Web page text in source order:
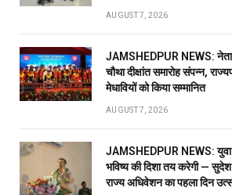
AUGUST 7, 2026
JAMSHEDPUR NEWS:
चौथा दीक्षांत समारोह संपन्न,
मेधावियों को किया सम्मानित
AUGUST 7, 2026
JAMSHEDPUR NEWS:
भविष्य की दिशा तय करेगी —
राज्य अधिवेशन का पहला दिन